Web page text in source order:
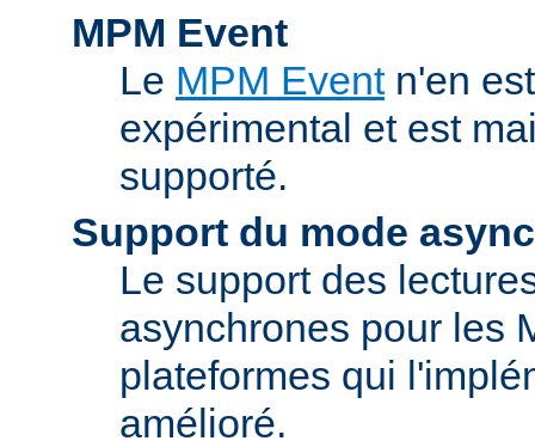
MPM Event
Le MPM Eventn'en
expérimental et est
supporté.
Support du mode
Le support des
asynchrones pour les
plateformes qui
amélioré.